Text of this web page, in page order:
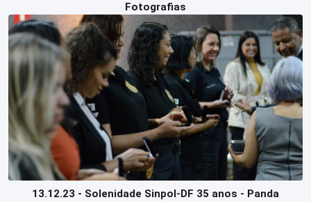
Fotografias
13.12.23 - Solenidade Sinpol-DF 35 anos - Panda